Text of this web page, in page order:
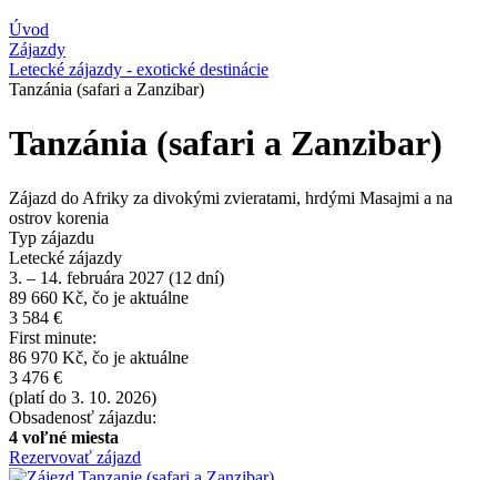
Úvod
Zájazdy
Letecké zájazdy - exotické destinácie
Tanzánia (safari a Zanzibar)
Tanzánia (safari a Zanzibar)
Zájazd do Afriky za divokými zvieratami, hrdými Masajmi a na
ostrov korenia
Typ zájazdu
Letecké zájazdy
3. – 14. februára 2027 (12 dní)
89 660 Kč, čo je aktuálne
3 584 €
First minute:
86 970 Kč, čo je aktuálne
3 476 €
(platí do 3. 10. 2026)
Obsadenosť zájazdu:
4 voľné miesta
Rezervovať zájazd